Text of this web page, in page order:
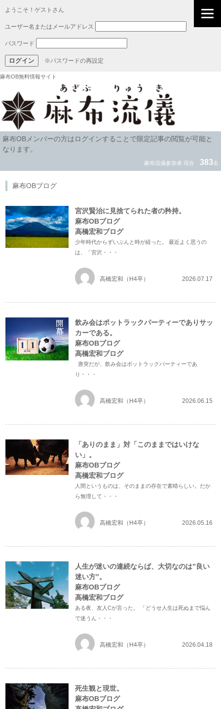
ようこそ！ゲストさん
ユーザー名またはメールアドレス
パスワード
※パスワードの再設定
麻布OB無料情報サイト
麻布OBメンバーの方はログインすることで限定記事の閲覧が可能と
なります。
麻布流儀参加者 現在 383名
麻布OBブログ
宮沢賢治に見捨てられた者の矜持。
麻布OBブログ
高橋宏和ブログ
少年時代からずいぶんと時が経った。 最近よく思うの
は、「宮沢・・・
高橋宏和（H4卒） 2026.07.17
飲み会はポットラックパーティーでありサッ
カーである。
麻布OBブログ
高橋宏和ブログ
唐突だが、飲み会はポットラックパーティーであ
り・・・
高橋宏和（H4卒） 2026.06.15
「ありのまま」対「このままではいけな
い」。
麻布OBブログ
高橋宏和ブログ
人間というものは、そのままの存在で素晴らしい。だか
ら無理して・・・
高橋宏和（H4卒） 2026.05.16
人生が迷いの連続ならば、大切なのは”良い
迷い方”。
麻布OBブログ
高橋宏和ブログ
ある夜、友人Cが言った。 「どうせ人生は死ぬまで悩ん
で迷うん・・・
高橋宏和（H4卒） 2026.04.18
死生観と現世。
麻布OBブログ